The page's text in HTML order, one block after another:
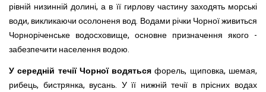
рівній низинній долині, а в її гирлову частину заходять морські
води, викликаючи осолоненя вод. Водами річки Чорної живиться
Чорноріченське водосховище, основне призначення якого -
забезпечити населення водою.
У середній течії Чорної водяться форель, щиповка, шемая,
рибець, бистрянка, вусань. У її нижній течії в прісних водах